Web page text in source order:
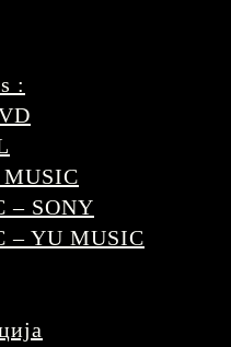
:
– SONY
– YU MUSIC